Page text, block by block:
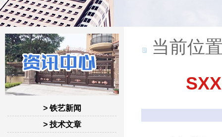
> 铁艺新闻
> 技术文章
当前位